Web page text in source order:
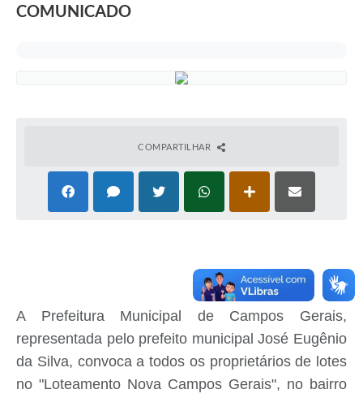
COMUNICADO
COMPARTILHAR
A Prefeitura Municipal de Campos Gerais,
representada pelo prefeito municipal José Eugênio
da Silva, convoca a todos os proprietários de lotes
no "Loteamento Nova Campos Gerais", no bairro